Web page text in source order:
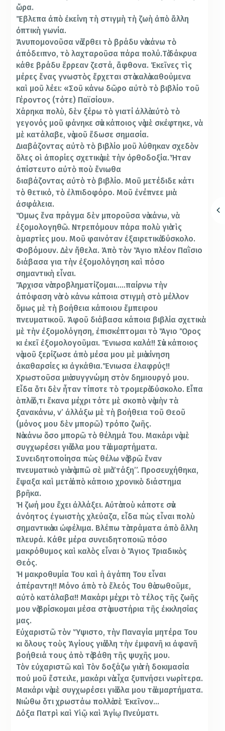
ὥρα.
Ἔβλεπα ἀπὸ ἐκείνη τὴ στιγμὴ τὴ ζωὴ ἀπὸ ἄλλη
ὀπτικὴ γωνία.
Ἀνυπομονοῦσα νὰ ἔρθει τὸ βράδυ νὰ κάνω τὸ
ἀπόδειπνο, τὸ λαχταροῦσα πάρα πολύ.Τὰ δάκρυα
κάθε βράδυ ἔρρεαν ζεστά, ἄφθονα. Ἐκεῖνες τὶς
μέρες ἕνας γνωστὸς ἔρχεται στὰ καλὰ καθούμενα
καὶ μοῦ λέει: «Σοῦ κάνω δῶρο αὐτὸ τὸ βιβλίο τοῦ
Γέροντος (τότε) Παϊσίου».
Χάρηκα πολὺ, δὲν ξέρω τὸ γιατί ἀλλὰ αὐτὸ τὸ
γεγονός μοῦ φάνηκε σὰν κάποιος νὰ μὲ σκέφτηκε, νὰ
μὲ κατάλαβε, νὰ μοῦ ἔδωσε σημασία.
Διαβάζοντας αὐτὸ τὸ βιβλίο μοῦ λύθηκαν σχεδὸν
ὅλες οἱ ἀπορίες σχετικὰ μὲ τὴν ὀρθοδοξία.Ἦταν
ἀπίστευτο αὐτὸ ποὺ ἔνιωθα
διαβάζοντας αὐτὸ τὸ βιβλίο. Μοῦ μετέδιδε κάτι
τὸ θετικό, τὸ ἐλπιδοφόρο. Μοῦ ἐνέπνεε μιὰ
ἀσφάλεια.
Ὅμως ἕνα πράγμα δὲν μποροῦσα νὰ κάνω, νὰ
ἐξομολογηθῶ. Ντρεπόμουν πάρα πολὺ γιὰ τὶς
ἁμαρτίες μου. Μοῦ φαινόταν ἐξαιρετικὰ δύσκολο.
Φοβόμουν. Δὲν ἤθελα. Ἀπὸ τὸν Ἅγιο πλέον Παῒσιο
διάβασα για τὴν ἐξομολόγηση καὶ πόσο
σημαντικὴ εἶναι.
Ἄρχισα νὰ προβληματίζομαι…..παίρνω τὴν
ἀπόφαση νὰ τὸ κάνω κάποια στιγμὴ στὸ μέλλον
ὅμως μὲ τὴ βοήθεια κάποιου ἔμπειρου
πνευματικοῦ. Ἀφοῦ διάβασα κάποια βιβλία σχετικὰ
μὲ τὴν ἐξομολόγηση, ἐπισκέπτομαι τὸ Ἅγιο Ὂρος
κι ἐκεῖ ἐξομολογοῦμαι. Ἔνιωσα καλά!! Σὰν κάποιος
νὰ μοῦ ξερίζωσε ἀπὸ μέσα μου μὲ μιὰ κίνηση
ἀκαθαρσίες κι ἀγκάθια.Ἔνιωσα ἐλαφρύς!!
Χρωστοῦσα μιὰ συγγνώμη στὸν δημιουργό μου.
Εἶδα ὅτι δὲν ἦταν τίποτε τὸ τρομερὰ δύσκολο. Εἶπα
ἁπλὰ ὅ,τι ἔκανα μέχρι τότε μὲ σκοπὸ νὰ μὴν τὰ
ξανακάνω, ν’ ἀλλάξω μὲ τὴ βοήθεια τοῦ Θεοῦ
(μόνος μου δὲν μπορῶ) τρόπο ζωῆς.
Νὰ κάνω ὅσο μπορῶ τὸ θέλημά Του. Μακάρι νὰ μὲ
συγχωρέσει γιὰ ὅλα μου τὰ ἁμαρτήματα.
Συνειδητοποίησα πὼς θέλω νὰ βρῶ ἕναν
πνευματικὸ γιὰ νὰ μπῶ σὲ μιὰ ‘’τάξη’’. Προσευχήθηκα,
ἔψαξα καὶ μετὰ ἀπὸ κάποιο χρονικὸ διάστημα
βρῆκα.
Ἡ ζωή μου ἔχει ἀλλάξει. Αὐτὰ ποὺ κάποτε σὰν
ἀνόητος ἐγωιστὴς χλεύαζα, εἶδα πὼς εἶναι πολὺ
σημαντικὰ κι ὠφέλιμα. Βλέπω τὰ πράματα ἀπὸ ἄλλη
πλευρά. Κάθε μέρα συνειδητοποιῶ πόσο
μακρόθυμος καὶ καλὸς εἶναι ὁ Ἅγιος Τριαδικὸς
Θεός.
Ἡ μακροθυμία Του καὶ ἡ ἀγάπη Του εἶναι
ἀπέραντη!! Μόνο ἀπὸ τὸ ἔλεός Του θὰ σωθοῦμε,
αὐτὸ κατάλαβα!! Μακάρι μέχρι τὸ τέλος τῆς ζωῆς
μου νὰ βρίσκομαι μέσα στὰ μυστήρια τῆς ἐκκλησίας
μας.
Εὐχαριστῶ τὸν Ὕψιστο, τὴν Παναγία μητέρα Του
κι ὅλους τοὺς Ἁγίους γιὰ ὅλη τὴν ἐμφανῆ κι ἀφανῆ
βοήθειά τους ἀπὸ τὰ βάθη τῆς ψυχῆς μου.
Τὸν εὐχαριστῶ καὶ Τὸν δοξάζω γιὰ τὴ δοκιμασία
πού μοῦ ἔστειλε, μακάρι νὰ εἶχα ξυπνήσει νωρίτερα.
Μακάρι νὰ μὲ συγχωρέσει γιὰ ὅλα μου τὰ ἁμαρτήματα.
Νιώθω ὅτι χρωστάω πολλὰ σὲ Ἐκεῖνον…
Δόξα Πατρὶ καὶ Υἱῷ καὶ Ἁγίῳ Πνεύματι.